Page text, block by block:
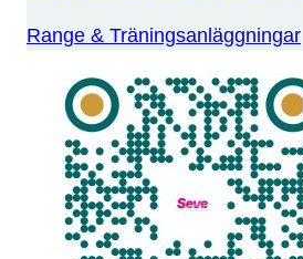
Range & Träningsanläggningar